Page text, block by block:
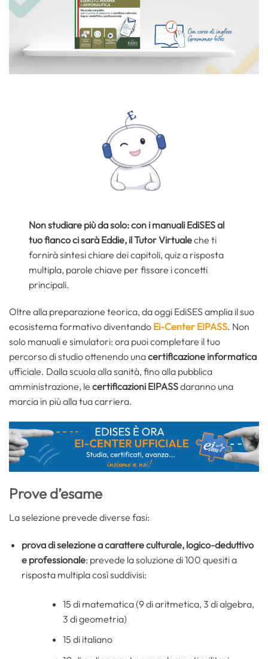
Non studiare più da solo: con i manuali EdiSES al
tuo fianco ci sarà Eddie, il Tutor Virtualeche ti
fornirà sintesi chiare dei capitoli, quiz a risposta
multipla, parole chiave per fissare i concetti
principali.
Oltre alla preparazione teorica, da oggi EdiSES amplia il suo
ecosistema formativo diventando Ei-Center EIPASS. Non
solo manuali e simulatori: ora puoi completare il tuo
percorso di studio ottenendo unacertificazione informatica
ufficiale. Dalla scuola alla sanità, fino alla pubblica
amministrazione, le certificazioni EIPASSdaranno una
marcia in più alla tua carriera.
Prove d’esame
La selezione prevede diverse fasi:
prova di selezione a carattere culturale, logico-deduttivo
e professionale: prevede la soluzione di 100 quesiti a
risposta multipla così suddivisi:
15 di matematica (9 di aritmetica, 3 di algebra,
3 di geometria)
15 di italiano